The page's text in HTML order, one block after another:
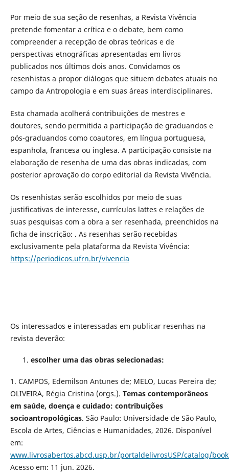
Por meio de sua seção de resenhas, a Revista Vivência
pretende fomentar a crítica e o debate, bem como
compreender a recepção de obras teóricas e de
perspectivas etnográficas apresentadas em livros
publicados nos últimos dois anos. Convidamos os
resenhistas a propor diálogos que situem debates atuais no
campo da Antropologia e em suas áreas interdisciplinares.
Esta chamada acolherá contribuições de mestres e
doutores, sendo permitida a participação de graduandos e
pós-graduandos como coautores, em língua portuguesa,
espanhola, francesa ou inglesa. A participação consiste na
elaboração de resenha de uma das obras indicadas, com
posterior aprovação do corpo editorial da Revista Vivência.
Os resenhistas serão escolhidos por meio de suas
justificativas de interesse, currículos lattes e relações de
suas pesquisas com a obra a ser resenhada, preenchidos na
ficha de inscrição: . As resenhas serão recebidas
exclusivamente pela plataforma da Revista Vivência:
https://periodicos.ufrn.br/vivencia
Os interessados e interessadas em publicar resenhas na
revista deverão:
escolher uma das obras selecionadas:
1. CAMPOS, Edemilson Antunes de; MELO, Lucas Pereira de;
OLIVEIRA, Régia Cristina (orgs.). Temas contemporâneos
em saúde, doença e cuidado: contribuições
socioantropológicas. São Paulo: Universidade de São Paulo,
Escola de Artes, Ciências e Humanidades, 2026. Disponível
em:
www.livrosabertos.abcd.usp.br/portaldelivrosUSP/catalog/
Acesso em: 11 jun. 2026.